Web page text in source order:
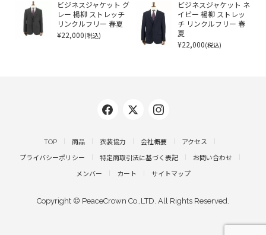
ビジネスジャケット グ
レー 楊柳 ストレッチ
リンクルフリー 春夏
¥22,000(税込)
ビジネスジャケット ネ
イビー 楊柳 ストレッ
チ リンクルフリー 春
夏
¥22,000(税込)
TOP 商品 衣装協力 会社概要 アクセス
プライバシーポリシー 特定商取引法に基づく表記 お問い合わせ
メンバー カート サイトマップ
Copyright © PeaceCrown Co.,LTD. All Rights Reserved.